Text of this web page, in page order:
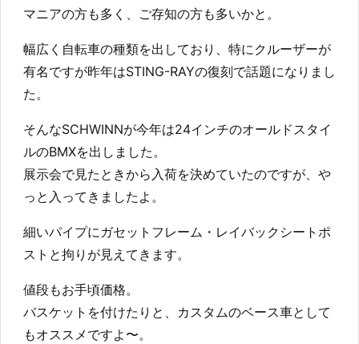
マニアの方も多く、ご存知の方も多いかと。
幅広く自転車の種類を出しており、特にクルーザーが
有名ですが昨年はSTING-RAYの復刻で話題になりまし
た。
そんなSCHWINNが今年は24インチのオールドスタイ
ルのBMXを出しました。
展示会で見たときから入荷を決めていたのですが、や
っと入ってきましたよ。
細いパイプにガセットフレーム・レイバックシートポ
ストと拘りが見えてきます。
値段もお手頃価格。
バスケットを付けたりと、カスタムのベース車として
もオススメですよ〜。